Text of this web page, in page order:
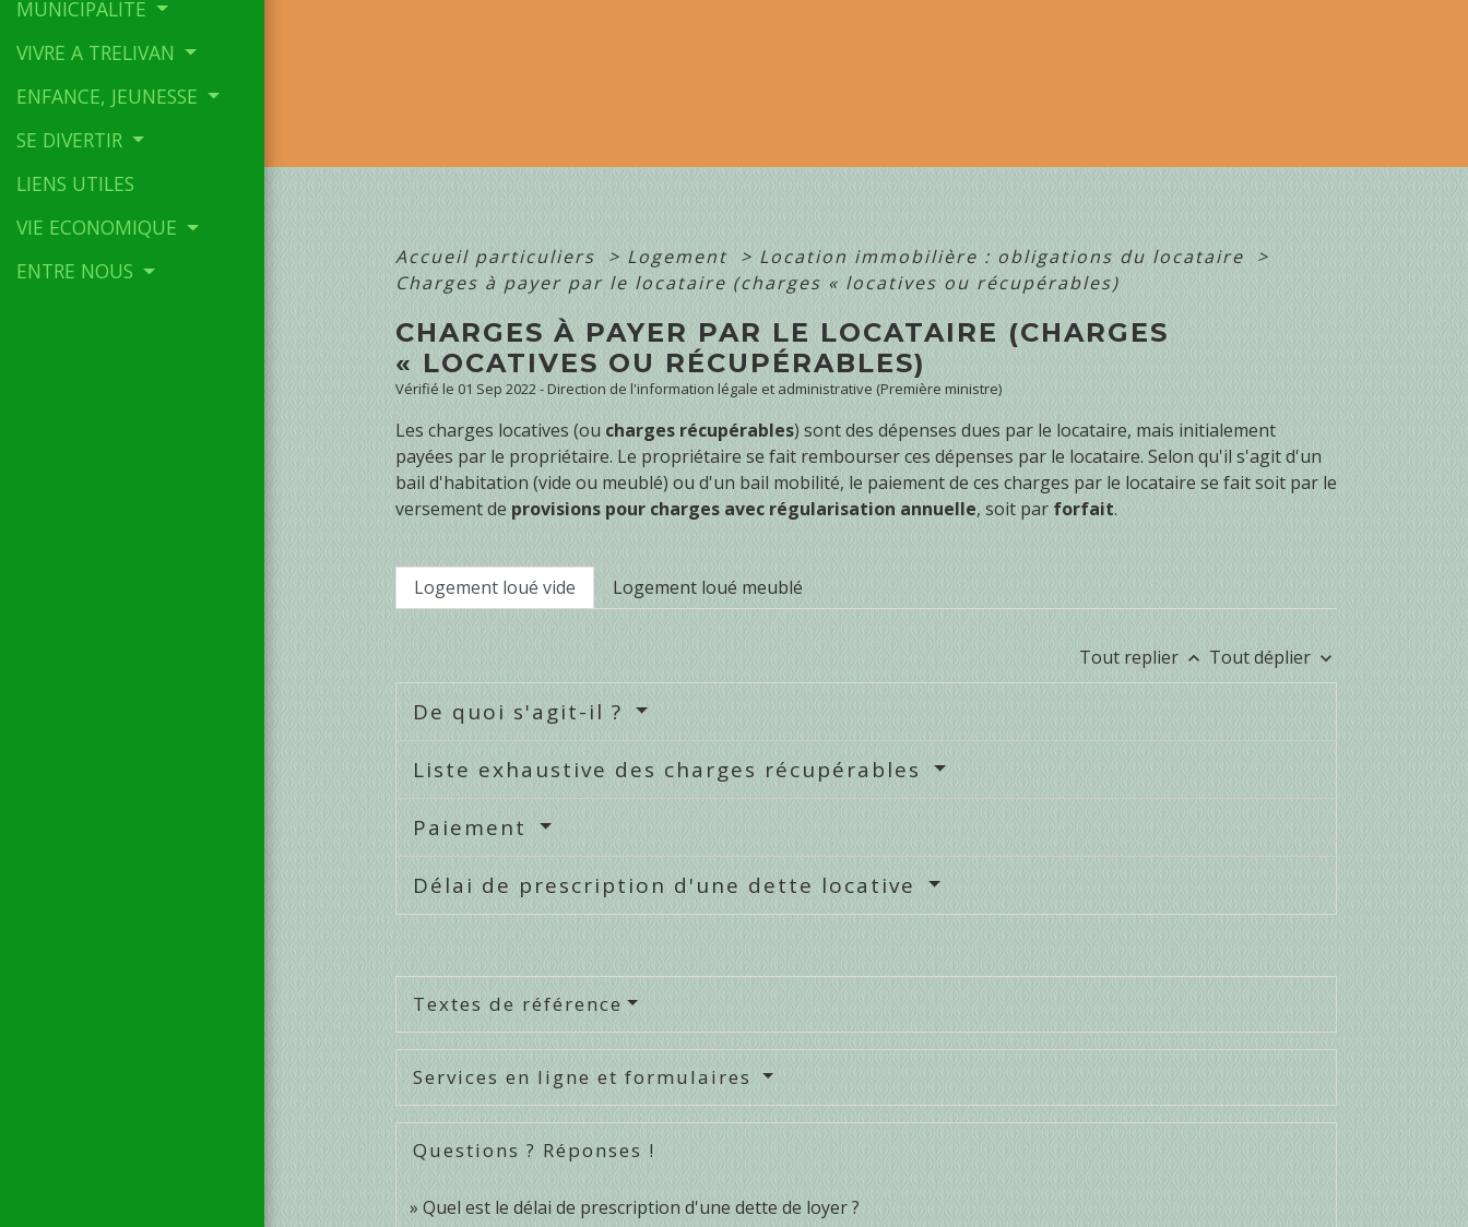
MUNICIPALITE
VIVRE A TRELIVAN
ENFANCE, JEUNESSE
SE DIVERTIR
LIENS UTILES
VIE ECONOMIQUE
ENTRE NOUS
Accueil particuliers > Logement > Location immobilière : obligations du locataire
>
Charges à payer par le locataire (charges « locatives ou récupérables)
CHARGES À PAYER PAR LE LOCATAIRE (CHARGES
« LOCATIVES OU RÉCUPÉRABLES)
Vérifié le 01 Sep 2022 - Direction de l'information légale et administrative (Première ministre)
Les charges locatives (ou charges récupérables) sont des dépenses dues par le locataire, mais initialement
payées par le propriétaire. Le propriétaire se fait rembourser ces dépenses par le locataire. Selon qu'il s'agit d'un
bail d'habitation (vide ou meublé) ou d'un bail mobilité, le paiement de ces charges par le locataire se fait soit par le
versement de provisions pour charges avec régularisation annuelle, soit par forfait.
Logement loué vide Logement loué meublé
Tout replier keyboard_arrow_up Tout déplier keyboard_arrow_down
De quoi s'agit-il ?
Liste exhaustive des charges récupérables
Paiement
Délai de prescription d'une dette locative
Textes de référence
Services en ligne et formulaires
Questions ? Réponses !
Quel est le délai de prescription d'une dette de loyer ?